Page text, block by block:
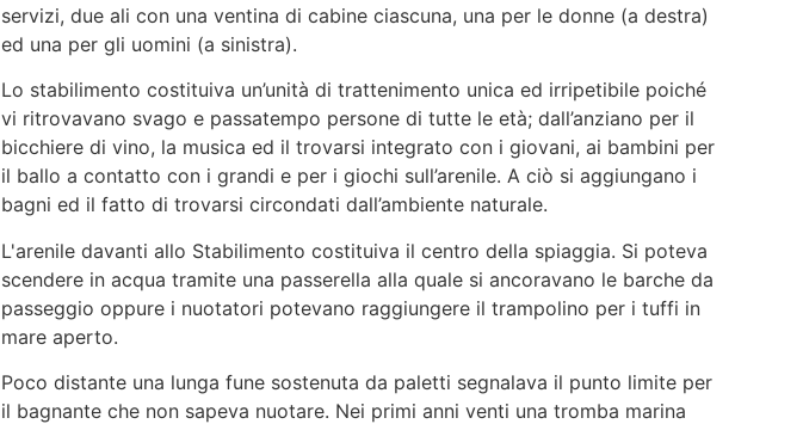
servizi, due ali con una ventina di cabine ciascuna, una per le donne (a destra)
ed una per gli uomini (a sinistra).
Lo stabilimento costituiva un’unità di trattenimento unica ed irripetibile poiché
vi ritrovavano svago e passatempo persone di tutte le età; dall’anziano per il
bicchiere di vino, la musica ed il trovarsi integrato con i giovani, ai bambini per
il ballo a contatto con i grandi e per i giochi sull’arenile. A ciò si aggiungano i
bagni ed il fatto di trovarsi circondati dall’ambiente naturale.
L'arenile davanti allo Stabilimento costituiva il centro della spiaggia. Si poteva
scendere in acqua tramite una passerella alla quale si ancoravano le barche da
passeggio oppure i nuotatori potevano raggiungere il trampolino per i tuffi in
mare aperto.
Poco distante una lunga fune sostenuta da paletti segnalava il punto limite per
il bagnante che non sapeva nuotare. Nei primi anni venti una tromba marina